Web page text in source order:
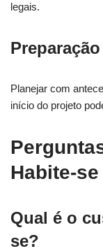
legais.
Planejar com
início do projeto
Habite-se
Qual é o
se?